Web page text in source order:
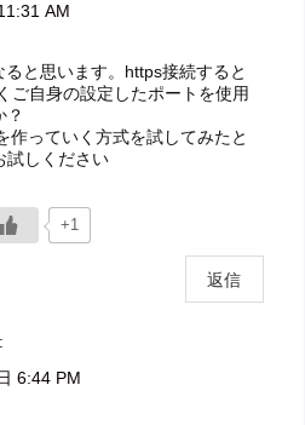
AM
と思います。https接続すると
ご自身の設定したポートを使用
？
作っていく方式を試してみたと
試しください
+1
返信
6:44 PM